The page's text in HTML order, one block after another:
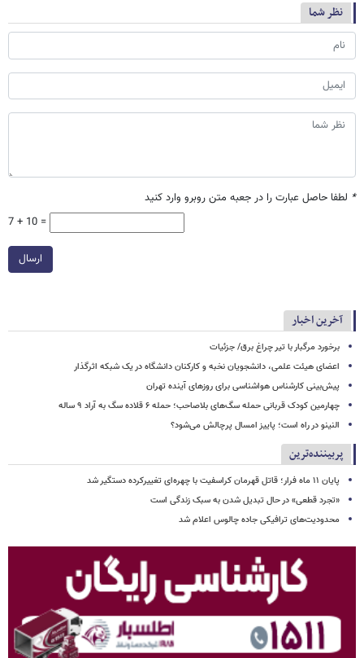
نظر شما
* لطفا حاصل عبارت را در جعبه متن روبرو وارد کنید
7 + 10 =
ارسال
آخرین اخبار
برخورد مرگبار با تیر چراغ برق/ جزئیات
اعضای هیئت علمی، دانشجویان نخبه و کارکنان دانشگاه در یک شبکه‌ اثرگذار
پیش‌بینی کارشناس هواشناسی برای روزهای آینده تهران
چهارمین کودک قربانی حمله سگ‌های بلاصاحب؛ حمله ۶ قلاده سگ به آراد ۹ ساله
النینو در راه است؛ پاییز امسال پرچالش می‌شود؟
پربیننده‌ترین
پایان ۱۱ ماه فرار؛ قاتل قهرمان کراسفیت با چهره‌ای تغییرکرده دستگیر شد
«تجرد قطعی» در حال تبدیل شدن به سبک زندگی است
محدودیت‌های ترافیکی جاده چالوس اعلام شد